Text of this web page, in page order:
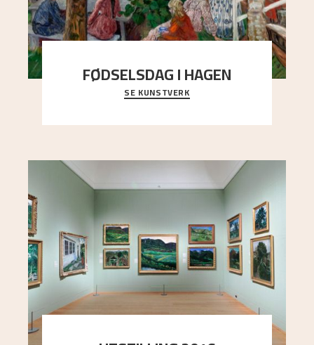
FØDSELSDAG I HAGEN
En gruppe mennesker er samlet under de store
trekronene i prestegårdshagen...
SE KUNSTVERK